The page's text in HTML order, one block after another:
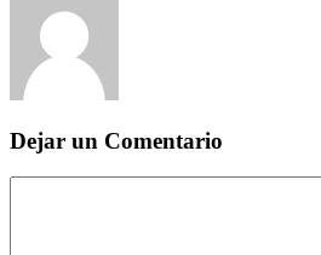
Dejar un Comentario